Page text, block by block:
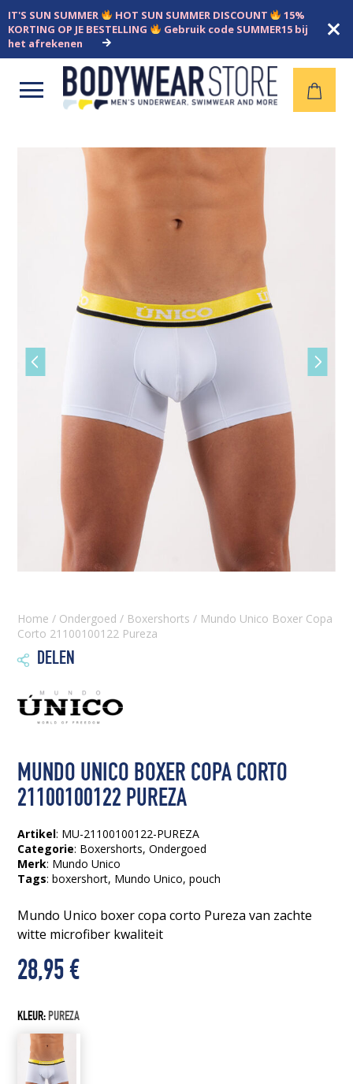
IT'S SUN SUMMER HOT SUN SUMMER DISCOUNT
15%
KORTING OP JE BESTELLING
Gebruik code SUMMER15 bij
het afrekenen
Open
Vorige
slide
slide
Home / Ondergoed / Boxershorts / Mundo Unico Boxer Copa
Corto 21100100122 Pureza
 DELEN
MUNDO UNICO BOXER COPA CORTO
21100100122 PUREZA
Artikel: MU-21100100122-PUREZA
Categorie: Boxershorts,Ondergoed
Merk: Mundo Unico
Tags:boxershort, Mundo Unico, pouch
Mundo Unico boxer copa corto Pureza van zachte
witte microfiber kwaliteit
28,95€
KLEUR:PUREZA